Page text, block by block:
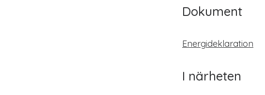
Dokument
Energideklaration
I närheten